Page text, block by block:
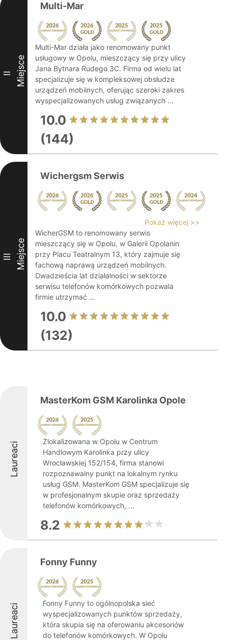
II Miejsce
Multi-Mar
Multi-Mar działa jako renomowany punkt
usługowy w Opolu, mieszczący się przy ulicy
Jana Bytnara Rudego 3C. Firma od wielu lat
specjalizuje się w kompleksowej obsłudze
urządzeń mobilnych, oferując szeroki zakres
wyspecjalizowanych usług związanych ...
10.0
(144)
III Miejsce
Wichergsm Serwis
Pokaż więcej >>
WicherGSM to renomowany serwis
mieszczący się w Opolu, w Galerii Opolanin
przy Placu Teatralnym 13, który zajmuje się
fachową naprawą urządzeń mobilnych.
Dwadzieścia lat działalności w sektorze
serwisu telefonów komórkowych pozwala
firmie utrzymać ...
10.0
(132)
Laureaci
MasterKom GSM Karolinka Opole
Zlokalizowana w Opolu w Centrum
Handlowym Karolinka przy ulicy
Wrocławskiej 152/154, firma stanowi
rozpoznawalny punkt na lokalnym rynku
usług GSM. MasterKom GSM specjalizuje się
w profesjonalnym skupie oraz sprzedaży
telefonów komórkowych, ...
8.2
Laureaci
Fonny Funny
Fonny Funny to ogólnopolska sieć
wyspecjalizowanych punktów sprzedaży,
która skupia się na oferowaniu akcesoriów
do telefonów komórkowych. W Opolu